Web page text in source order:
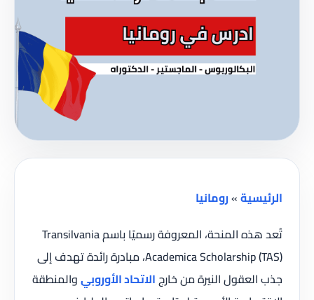
الرئيسية»رومانيا
تُعد هذه المنحة، المعروفة رسميًا باسم Transilvania
Academica Scholarship (TAS)، مبادرة رائدة تهدف إلى
جذب العقول النيرة من خارجالاتحاد الأوروبيوالمنطقة